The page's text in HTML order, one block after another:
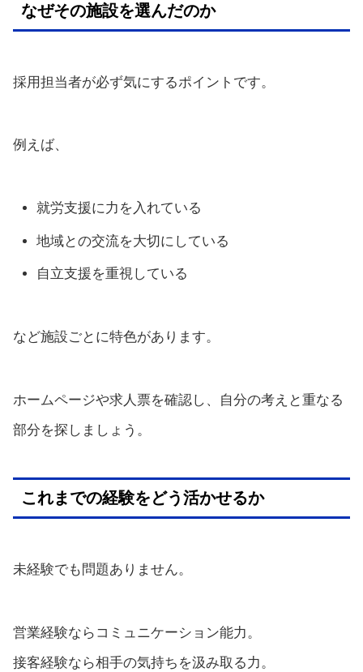
なぜその施設を選んだのか
採用担当者が必ず気にするポイントです。
例えば、
就労支援に力を入れている
地域との交流を大切にしている
自立支援を重視している
など施設ごとに特色があります。
ホームページや求人票を確認し、自分の考えと重なる
部分を探しましょう。
これまでの経験をどう活かせるか
未経験でも問題ありません。
営業経験ならコミュニケーション能力。
接客経験なら相手の気持ちを汲み取る力。